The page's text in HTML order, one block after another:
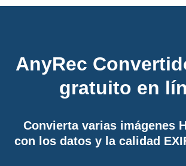
AnyRec
gratuito en
Convierta varias imágenes
con los datos y la calidad